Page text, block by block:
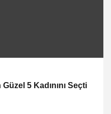
5 Kadınını Seçti